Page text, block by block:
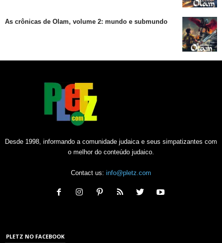
As crônicas de Olam, volume 2: mundo e submundo
Desde 1998, informando a comunidade judaica e seus simpatizantes com
o melhor do conteúdo judaico.
Contact us: info@pletz.com
PLETZ NO FACEBOOK